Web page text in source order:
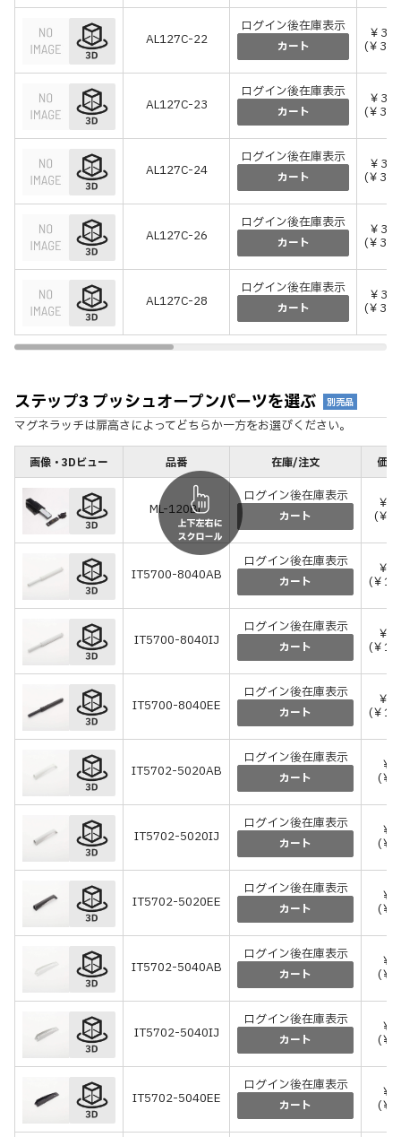
AL127C-22
ログイン後在庫表示
カート
￥
(￥
AL127C-23
ログイン後在庫表示
カート
￥
(￥
AL127C-24
ログイン後在庫表示
カート
￥
(￥
AL127C-26
ログイン後在庫表示
カート
￥
(￥
AL127C-28
ログイン後在庫表示
カート
￥
(￥
ステップ3 プッシュオープンパーツを選ぶ 別売品
マグネラッチは扉高さによってどちらか一方をお選びください。
画像・3Dビュー 品番 在庫/注文 価
ML-120BL
ログイン後在庫表示
カート
￥
(￥
IT5700-8040AB
ログイン後在庫表示
カート
￥
(￥
IT5700-8040IJ
ログイン後在庫表示
カート
￥
(￥
IT5700-8040EE
ログイン後在庫表示
カート
￥
(￥
IT5702-5020AB
ログイン後在庫表示
カート
￥
(￥
IT5702-5020IJ
ログイン後在庫表示
カート
￥
(￥
IT5702-5020EE
ログイン後在庫表示
カート
￥
(￥
IT5702-5040AB
ログイン後在庫表示
カート
￥
(￥
IT5702-5040IJ
ログイン後在庫表示
カート
￥
(￥
IT5702-5040EE
ログイン後在庫表示
カート
￥
(￥